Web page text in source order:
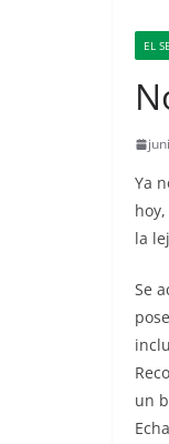
EL
Ya
la
Se
un